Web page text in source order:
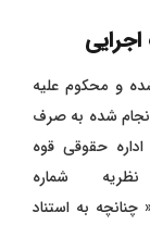
و محکوم علیه
انجام شده به صرف
حقوقی قوه
شماره
است: « چنانچه به استناد